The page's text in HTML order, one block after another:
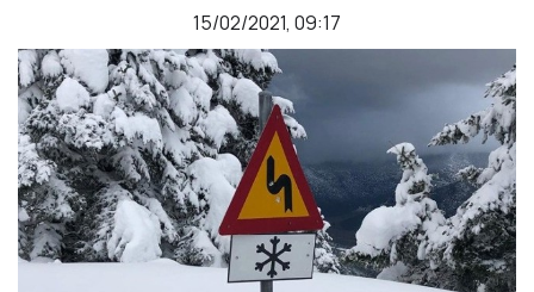
15/02/2021, 09:17